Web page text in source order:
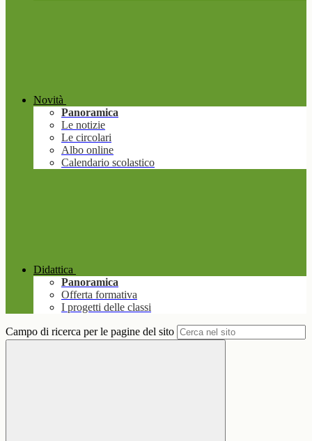
Novità
Panoramica
Le notizie
Le circolari
Albo online
Calendario scolastico
Didattica
Panoramica
Offerta formativa
I progetti delle classi
Campo di ricerca per le pagine del sito